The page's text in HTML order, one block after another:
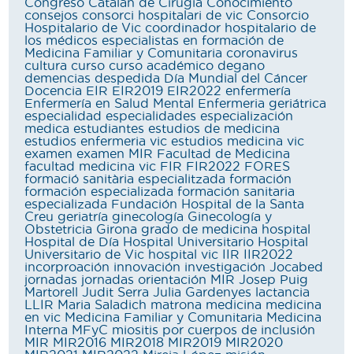
Congreso Catalán de Cirugía Conocimiento
consejos consorci hospitalari de vic Consorcio
Hospitalario de Vic coordinador hospitalario de
los médicos especialistas en formación de
Medicina Familiar y Comunitaria coronavirus
cultura curso curso académico degano
demencias despedida Día Mundial del Cáncer
Docencia EIR EIR2019 EIR2022 enfermería
Enfermería en Salud Mental Enfermeria geriátrica
especialidad especialidades especialización
medica estudiantes estudios de medicina
estudios enfermeria vic estudios medicina vic
examen examen MIR Facultad de Medicina
facultad medicina vic FIR FIR2022 FORES
formació sanitària especialitzada formación
formación especializada formación sanitaria
especializada Fundación Hospital de la Santa
Creu geriatría ginecología Ginecología y
Obstetricia Girona grado de medicina hospital
Hospital de Día Hospital Universitario Hospital
Universitario de Vic hospital vic IIR IIR2022
incorproación innovación investigación Jocabed
jornadas jornadas orientación MIR Josep Puig
Martorell Judit Serra Julia Gardenyes lactancia
LLIR Maria Saladich matrona medicina medicina
en vic Medicina Familiar y Comunitaria Medicina
Interna MFyC miositis por cuerpos de inclusión
MIR MIR2016 MIR2018 MIR2019 MIR2020